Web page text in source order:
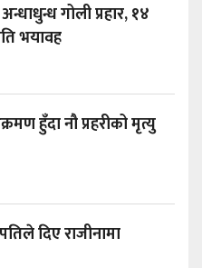
गोली प्रहार, १४
भयावह
हुँदा नौ प्रहरीको मृत्यु
दिए राजीनामा